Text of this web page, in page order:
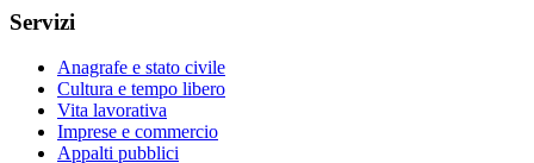
Servizi
Anagrafe e stato civile
Cultura e tempo libero
Vita lavorativa
Imprese e commercio
Appalti pubblici